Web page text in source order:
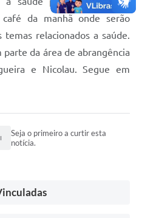
da manhã onde serão
relacionados a saúde.
da área de abrangência
e Nicolau. Segue em
Seja o primeiro a curtir esta
notícia.